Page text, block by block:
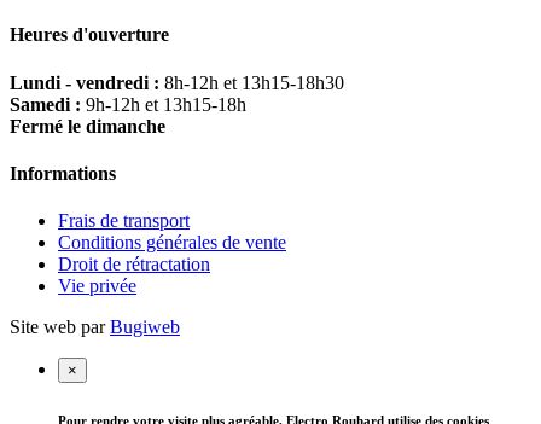
Heures d'ouverture
Lundi - vendredi : 8h-12h et 13h15-18h30
Samedi : 9h-12h et 13h15-18h
Fermé le dimanche
Informations
Frais de transport
Conditions générales de vente
Droit de rétractation
Vie privée
Site web parBugiweb
×
Pour rendre votre visite plus agréable, Electro Rouhard utilise des cookies